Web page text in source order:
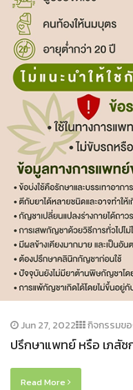
Jun 27, 2022 กิจกรรมข
ปรึกษาแพทย์ หรือ เภสั
Read More